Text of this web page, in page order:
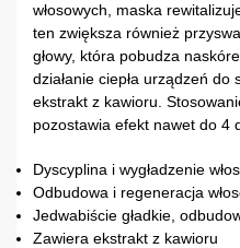
włosowych, maska
ten zwiększa również
głowy, która pobudza
działanie ciepła urządzeń
ekstrakt z kawioru.
pozostawia efekt nawet do 4
Dyscyplina i wygładzenie
Odbudowa i regeneracja
Jedwabiście gładkie,
Zawiera ekstrakt z kawioru